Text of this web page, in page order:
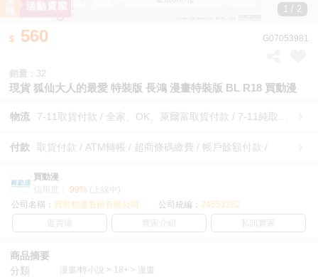
1 / 2
560 G07053981
銷量 : 32
現貨 狐仙大人的最愛 特裝版 長鴻 漫畫特裝版 BL R18 買動漫
物流
付款 取貨付款 / ATM轉帳 / 超商條碼繳費 / 帳戶餘額付款 /
買動漫
信用度：
99% (上線中)
公司名稱： 買對動漫股份有限公司 公司統編： 24553282
逛賣場
賣家介紹 私訊賣家
商品摘要
分類
漫畫/輕小說 > 18+ > 漫畫